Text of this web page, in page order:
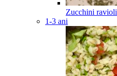
Zucchini ravioli
1-3 ani